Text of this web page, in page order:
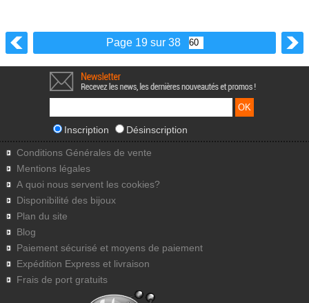
Page 19 sur 38
Inscription Désinscription
Conditions Générales de vente
Mentions légales
A quoi nous servent les cookies?
Disponibilité des bijoux
Plan du site
Blog
Paiement sécurisé et moyens de paiement
Expédition Express et livraison
Frais de port gratuits